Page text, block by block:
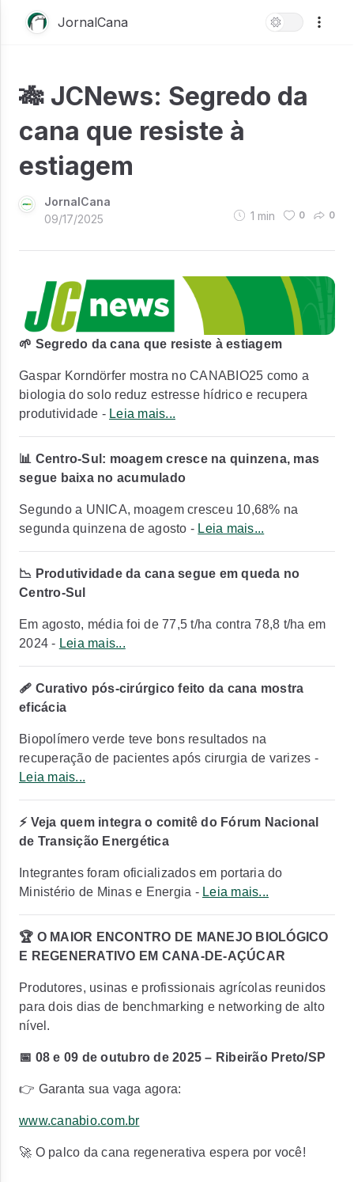
JornalCana
🎋 JCNews: Segredo da
cana que resiste à
estiagem
JornalCana
09/17/2025
1 min 0 0
🌱 Segredo da cana que resiste à estiagem
Gaspar Korndörfer mostra no CANABIO25 como a
biologia do solo reduz estresse hídrico e recupera
produtividade - Leia mais...
📊 Centro-Sul: moagem cresce na quinzena, mas
segue baixa no acumulado
Segundo a UNICA, moagem cresceu 10,68% na
segunda quinzena de agosto - Leia mais...
📉 Produtividade da cana segue em queda no
Centro-Sul
Em agosto, média foi de 77,5 t/ha contra 78,8 t/ha em
2024 - Leia mais...
🩹 Curativo pós-cirúrgico feito da cana mostra
eficácia
Biopolímero verde teve bons resultados na
recuperação de pacientes após cirurgia de varizes -
Leia mais...
⚡ Veja quem integra o comitê do Fórum Nacional
de Transição Energética
Integrantes foram oficializados em portaria do
Ministério de Minas e Energia - Leia mais...
🏆 O MAIOR ENCONTRO DE MANEJO BIOLÓGICO
E REGENERATIVO EM CANA-DE-AÇÚCAR
Produtores, usinas e profissionais agrícolas reunidos
para dois dias de benchmarking e networking de alto
nível.
📅 08 e 09 de outubro de 2025 – Ribeirão Preto/SP
👉 Garanta sua vaga agora:
www.canabio.com.br
🚀 O palco da cana regenerativa espera por você!